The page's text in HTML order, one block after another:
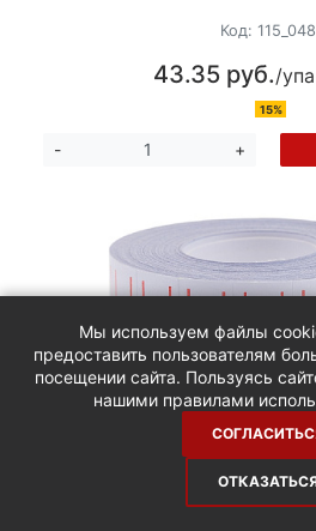
Код: 115_048
43.35 руб./упа
15%
- +
Этикет-лента 21х12мм
шт/рулон, цвет белая с
Код:115_013
Мы используем файлы
предоставить пользователям
посещении сайта. Пользуясь
нашими правилами